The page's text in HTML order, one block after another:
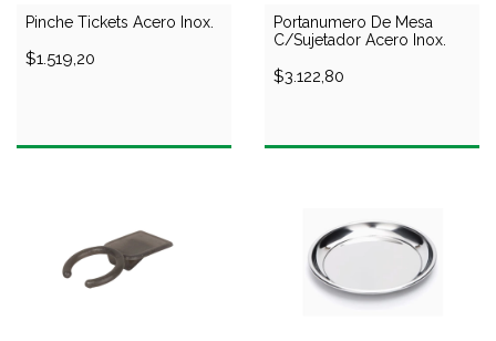
Pinche Tickets Acero Inox.
$1.519,20
Portanumero De Mesa
C/Sujetador Acero Inox.
$3.122,80